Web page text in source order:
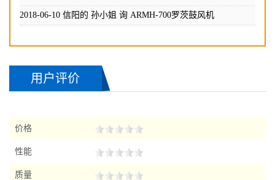
2018-06-08 长沙的 胡小姐 询 ARMH-700罗茨鼓风机
2018-06-12石家庄的 赵小姐 询
2018-06-13 成都的 王小姐 询ARMH-700罗茨鼓风机
2018-06-14辽宁的 煜小姐 询 ARMH-700罗茨鼓风机
用户评价
价格
性能
质量